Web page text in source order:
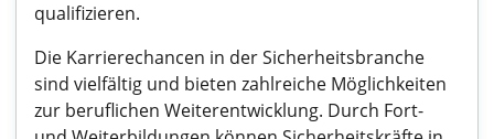
qualifizieren.
Die Karrierechancen in der Sicherheitsbranche
sind vielfältig und bieten zahlreiche Möglichkeiten
zur beruflichen Weiterentwicklung. Durch Fort-